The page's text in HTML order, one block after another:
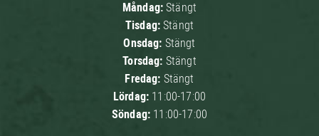
Måndag:Stängt
Tisdag:Stängt
Onsdag: Stängt
Torsdag: Stängt
Fredag: Stängt
Lördag: 11:00-17:00
Söndag: 11:00-17:00